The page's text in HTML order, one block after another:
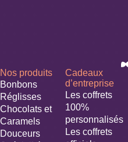
Nos produits
Bonbons
Réglisses
Chocolats et
Caramels
Douceurs
Cadeaux
d’entreprise
Les coffrets
100%
personnalisés
Les coffrets